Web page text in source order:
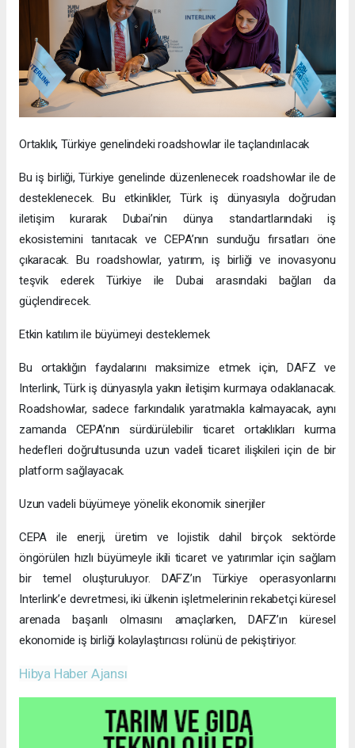
Ortaklık, Türkiye genelindeki roadshowlar ile taçlandırılacak
Bu iş birliği, Türkiye genelinde düzenlenecek roadshowlar ile de
desteklenecek. Bu etkinlikler, Türk iş dünyasıyla doğrudan
iletişim kurarak Dubai’nin dünya standartlarındaki iş
ekosistemini tanıtacak ve CEPA’nın sunduğu fırsatları öne
çıkaracak. Bu roadshowlar, yatırım, iş birliği ve inovasyonu
teşvik ederek Türkiye ile Dubai arasındaki bağları da
güçlendirecek.
Etkin katılım ile büyümeyi desteklemek
Bu ortaklığın faydalarını maksimize etmek için, DAFZ ve
Interlink, Türk iş dünyasıyla yakın iletişim kurmaya odaklanacak.
Roadshowlar, sadece farkındalık yaratmakla kalmayacak, aynı
zamanda CEPA’nın sürdürülebilir ticaret ortaklıkları kurma
hedefleri doğrultusunda uzun vadeli ticaret ilişkileri için de bir
platform sağlayacak.
Uzun vadeli büyümeye yönelik ekonomik sinerjiler
CEPA ile enerji, üretim ve lojistik dahil birçok sektörde
öngörülen hızlı büyümeyle ikili ticaret ve yatırımlar için sağlam
bir temel oluşturuluyor. DAFZ’ın Türkiye operasyonlarını
Interlink’e devretmesi, iki ülkenin işletmelerinin rekabetçi küresel
arenada başarılı olmasını amaçlarken, DAFZ’ın küresel
ekonomide iş birliği kolaylaştırıcısı rolünü de pekiştiriyor.
Hibya Haber Ajansı